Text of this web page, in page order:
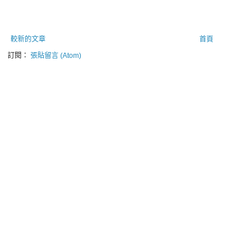
較新的文章
首頁
訂閱： 張貼留言 (Atom)